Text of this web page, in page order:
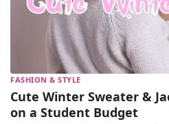
FASHION & STYLE
Cute Winter Sweater &
on a Student Budget